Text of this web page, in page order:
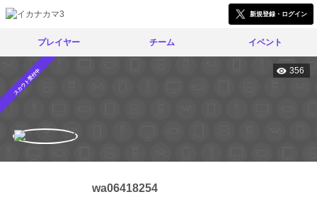
新規登録・ログイン
プレイヤー チーム イベント
スカウト受付中 356
wa06418254